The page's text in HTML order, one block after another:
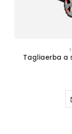
Tagliaerba a